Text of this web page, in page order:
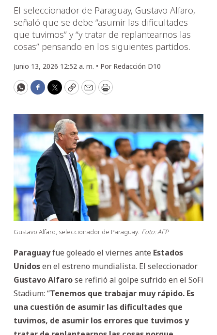
El seleccionador de Paraguay, Gustavo Alfaro,
señaló que se debe “asumir las dificultades
que tuvimos” y “y tratar de replantearnos las
cosas” pensando en los siguientes partidos.
Junio 13, 2026 12:52 a. m. • Por Redacción D10
WhatsApp
Facebook
Twitter
CopyEmailPrint
Gustavo Alfaro, seleccionador de Paraguay. Foto: AFP
Paraguayfue goleado el viernes ante Estados
Unidosen el estreno mundialista. El seleccionador
GustavoAlfarose refirió al golpe sufrido en el SoFi
Stadium: “Tenemos que trabajar muy rápido. Es
una cuestión de asumir las dificultades que
tuvimos, de asumir los errores que tuvimos y